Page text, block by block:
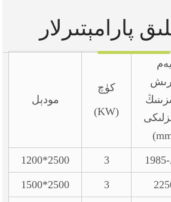
پارامېتىرلار
مودېل
كۈچ
(KW)
يەم
1200*2500 3
1500*2500 3